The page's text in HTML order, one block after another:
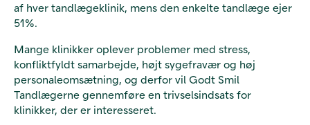
af hver tandlægeklinik, mens den enkelte tandlæge ejer
51%.
Mange klinikker oplever problemer med stress,
konfliktfyldt samarbejde, højt sygefravær og høj
personaleomsætning, og derfor vil Godt Smil
Tandlægerne gennemføre en trivselsindsats for
klinikker, der er interesseret.